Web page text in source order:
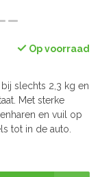
Op voorraad
slechts 2,3 kg en
Met sterke
en vuil op
tot in de auto.